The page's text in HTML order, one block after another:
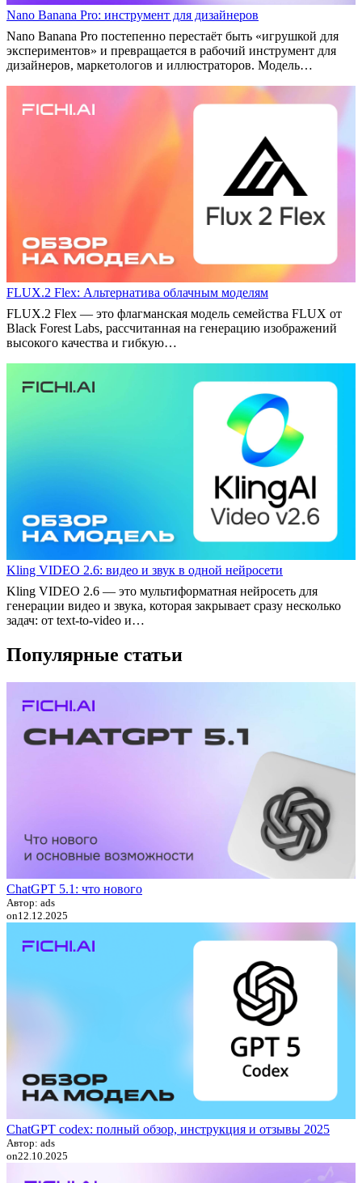
Nano Banana Pro: инструмент для дизайнеров
Nano Banana Pro постепенно перестаёт быть «игрушкой для
экспериментов» и превращается в рабочий инструмент для
дизайнеров, маркетологов и иллюстраторов. Модель…
FLUX.2 Flex: Альтернатива облачным моделям
FLUX.2 Flex — это флагманская модель семейства FLUX от
Black Forest Labs, рассчитанная на генерацию изображений
высокого качества и гибкую…
Kling VIDEO 2.6: видео и звук в одной нейросети
Kling VIDEO 2.6 — это мультиформатная нейросеть для
генерации видео и звука, которая закрывает сразу несколько
задач: от text‑to‑video и…
Популярные статьи
ChatGPT 5.1: что нового
Автор: ads
on12.12.2025
ChatGPT codex: полный обзор, инструкция и отзывы 2025
Автор: ads
on22.10.2025